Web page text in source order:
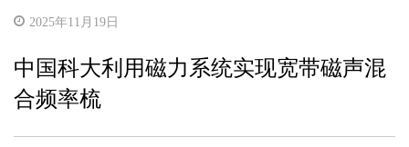
2025年11月19日
中国科大利用磁力系统实现宽带磁声混
合频率梳